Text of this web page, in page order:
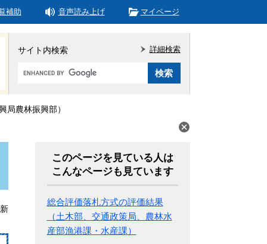
補助 音声読み上げ マイページ
サイト内検索
Google
タ
ム
詳細検索
局農林振興部）
このページを見ている人は
こんなページも見ています
総合評価落札方式の評価結果
（土木部、交通政策局、農林水
産部漁港課・水産課）